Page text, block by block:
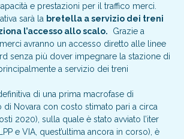
e prestazioni per il traffico merci.
sarà la bretella a servizio dei treni
l’accesso allo scalo. Grazie a
avranno un accesso diretto alle linee
senza più dover impegnare la stazione di
a servizio dei treni
di una prima macrofase di
di Novara con costo stimato pari a circa
2020), sulla quale è stato avviato l’iter
e VIA, quest’ultima ancora in corso), è